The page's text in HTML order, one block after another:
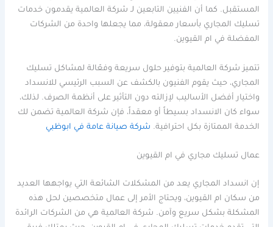
المستقبل. كما أن الفنيين التابعين لـ شركة العالمية يقدمون خدمات
تسليك المجاري بأسعار معقولة، مما يجعلها واحدة من الشركات
المفضلة في ام القيوين.
تتميز شركة العالمية بتوفير حلول سريعة وفعّالة لمشاكل تسليك
المجاري، حيث يقوم الفنيون بالكشف عن السبب الرئيسي للانسداد
واختيار أفضل الأساليب لإزالته دون التأثير على أنظمة الصرف. لذلك،
سواء كان الانسداد بسيطاً أو معقداً، فإن شركة العالمية تضمن لك
الخدمة الممتازة بكل احترافية. شركة صيانة عامة في ابوظبي
عمال تسليك مجاري في ام القيوين
إن انسداد المجاري يعد من المشكلات الشائعة التي يواجهها العديد
من سكان ام القيوين، ويحتاج الأمر إلى عمال متخصصين لحل هذه
المشكلة بشكل سريع وآمن. شركة العالمية هي من الشركات الرائدة